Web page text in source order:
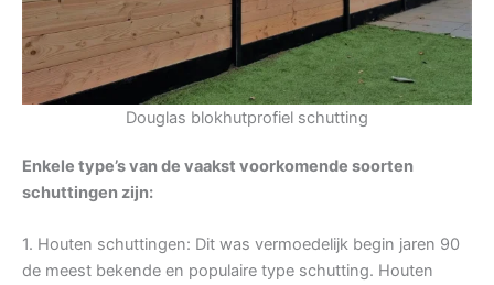
Douglas blokhutprofiel schutting
Enkele type’s van de vaakst voorkomende soorten
schuttingen zijn:
1. Houten schuttingen: Dit was vermoedelijk begin jaren 90
de meest bekende en populaire type schutting. Houten